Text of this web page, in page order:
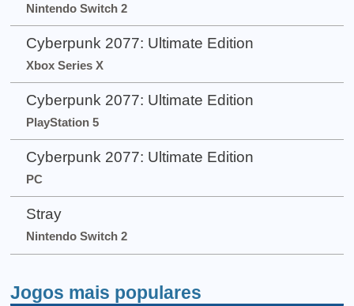
Nintendo Switch 2
Cyberpunk 2077: Ultimate Edition
Xbox Series X
Cyberpunk 2077: Ultimate Edition
PlayStation 5
Cyberpunk 2077: Ultimate Edition
PC
Stray
Nintendo Switch 2
Jogos mais populares